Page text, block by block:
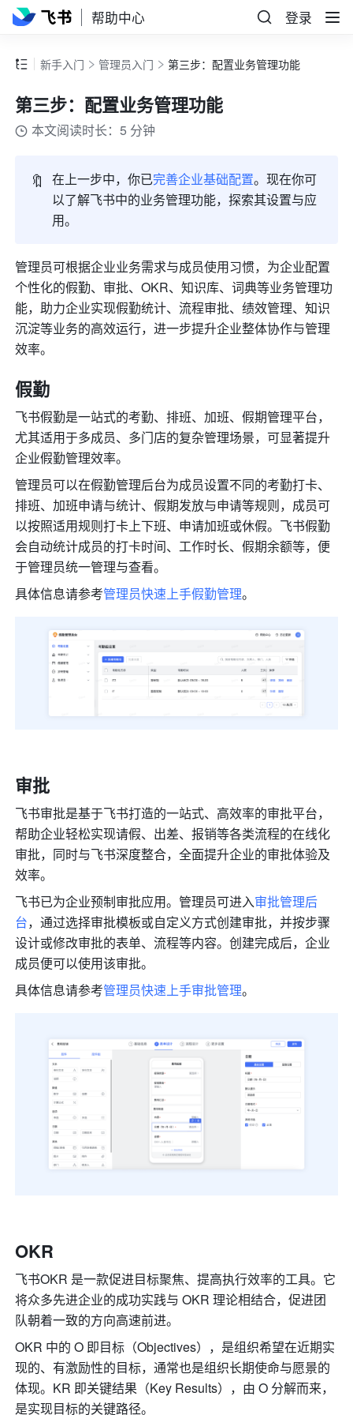
帮助中心 登录
新手入门 管理员入门 第三步：配置业务管理功能
第三步：配置业务管理功能
本文阅读时长：5 分钟
🔖 在上一步中，你已完善企业基础配置。现在你可
以了解飞书中的业务管理功能，探索其设置与应
用。
管理员可根据企业业务需求与成员使用习惯，为企业配置
个性化的假勤、审批、OKR、知识库、词典等业务管理功
能，助力企业实现假勤统计、流程审批、绩效管理、知识
沉淀等业务的高效运行，进一步提升企业整体协作与管理
效率。
假勤
飞书假勤是一站式的考勤、排班、加班、假期管理平台，
尤其适用于多成员、多门店的复杂管理场景，可显著提升
企业假勤管理效率。
管理员可以在假勤管理后台为成员设置不同的考勤打卡、
排班、加班申请与统计、假期发放与申请等规则，成员可
以按照适用规则打卡上下班、申请加班或休假。飞书假勤
会自动统计成员的打卡时间、工作时长、假期余额等，便
于管理员统一管理与查看。
具体信息请参考管理员快速上手假勤管理。
审批
飞书审批是基于飞书打造的一站式、高效率的审批平台，
帮助企业轻松实现请假、出差、报销等各类流程的在线化
审批，同时与飞书深度整合，全面提升企业的审批体验及
效率。
飞书已为企业预制审批应用。管理员可进入审批管理后
台，通过选择审批模板或自定义方式创建审批，并按步骤
设计或修改审批的表单、流程等内容。创建完成后，企业
成员便可以使用该审批。
具体信息请参考管理员快速上手审批管理。
OKR
飞书OKR 是一款促进目标聚焦、提高执行效率的工具。它
将众多先进企业的成功实践与 OKR 理论相结合，促进团
队朝着一致的方向高速前进。
OKR 中的 O 即目标（Objectives），是组织希望在近期实
现的、有激励性的目标，通常也是组织长期使命与愿景的
体现。KR 即关键结果（Key Results），由 O 分解而来，
是实现目标的关键路径。